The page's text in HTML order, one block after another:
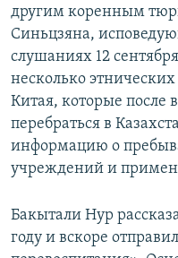
другим коренным
Синьцзяна,
слушаниях 12
несколько
Китая, которые после
перебраться в
информацию о
учреждений и
Бакытали Нур
году и вскоре